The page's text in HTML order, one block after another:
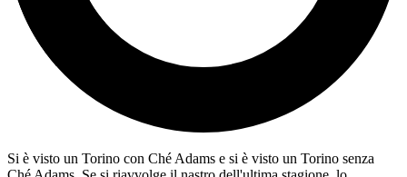
Si è visto un Torino con Ché Adams e si è visto un Torino senza